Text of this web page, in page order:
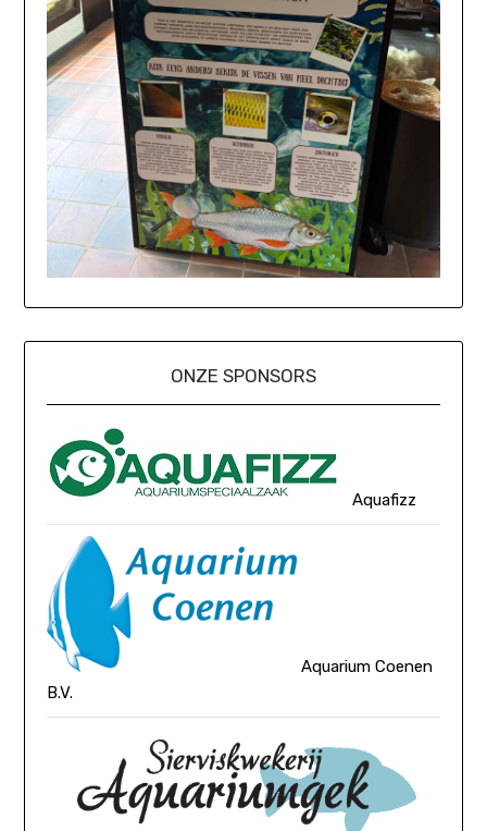
ONZE SPONSORS
Aquafizz
Aquarium Coenen
B.V.